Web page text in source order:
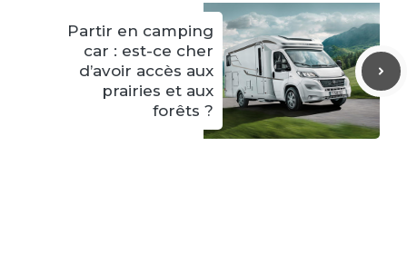
Partir en camping
car : est-ce cher
d’avoir accès aux
prairies et aux
forêts ?